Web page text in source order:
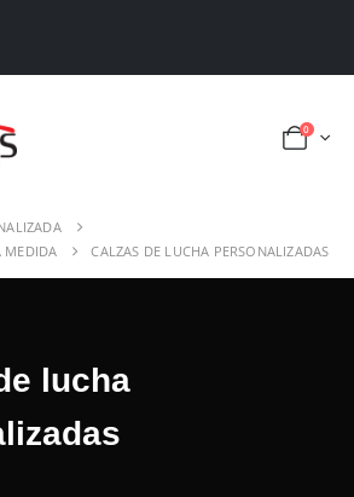
0
MEDIDA
CALZAS DE LUCHA PERSONALIZADAS
lucha